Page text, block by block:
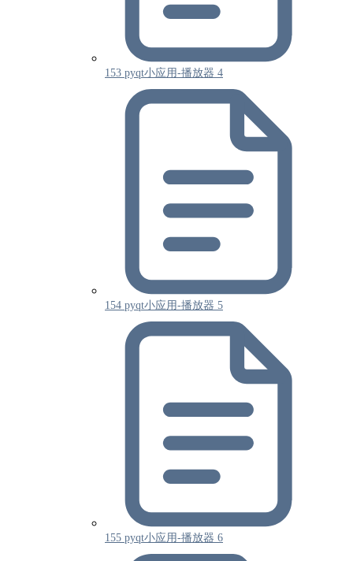
153 pyqt小应用-播放器 4
154 pyqt小应用-播放器 5
155 pyqt小应用-播放器 6